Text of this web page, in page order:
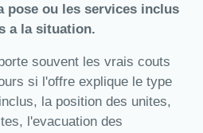
pose ou les services inclus
a la situation.
souvent les vrais couts
si l'offre explique le type
la position des unites,
l'evacuation des